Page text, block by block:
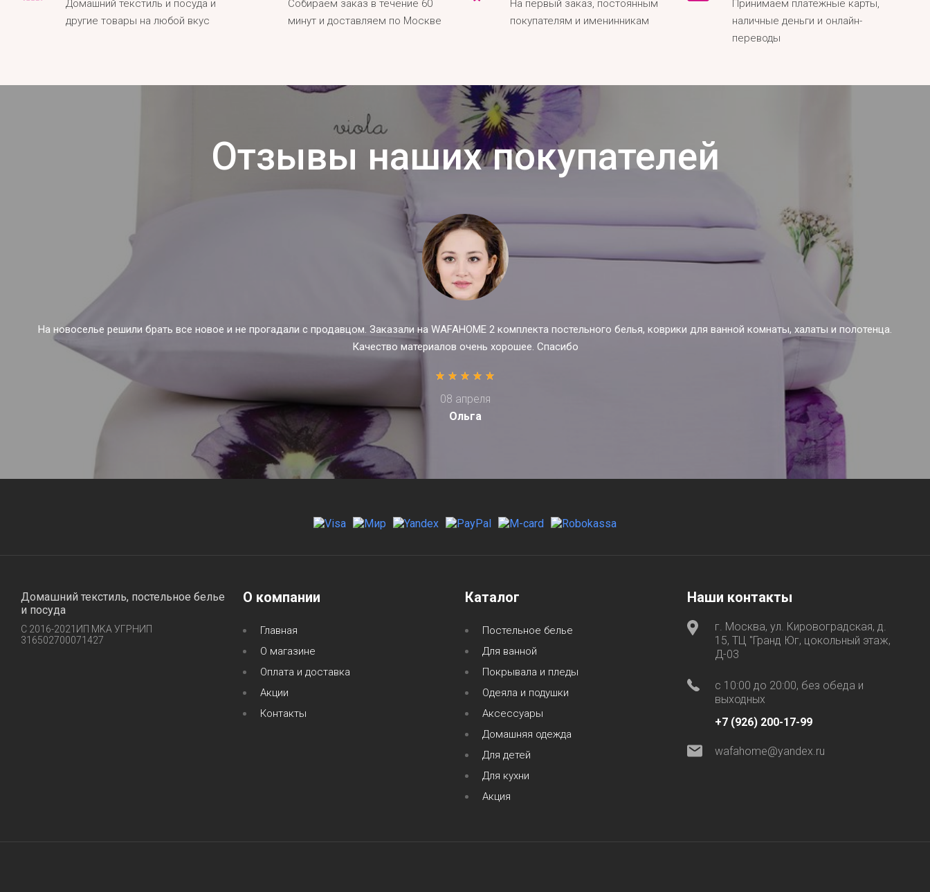
Домашний текстиль и посуда и
другие товары на любой вкус
Собираем заказ в течение 60
минут и доставляем по Москве
На первый заказ, постоянным
покупателям и именинникам
Принимаем платежные карты,
наличные деньги и онлайн-
переводы
Отзывы наших покупателей
На новоселье решили брать все новое и не прогадали с продавцом. Заказали на WAFAHOME 2 комплекта постельного белья, коврики для ванной комнаты, халаты и полотенца.
Качество материалов очень хорошее. Спасибо
08 апреля
Ольга
Домашний текстиль, постельное белье
и посуда
С 2016-2021ИП MKA УГРНИП
316502700071427
О компании
Главная
О магазине
Оплата и доставка
Акции
Контакты
Каталог
Постельное белье
Для ванной
Покрывала и пледы
Одеяла и подушки
Аксессуары
Домашняя одежда
Для детей
Для кухни
Акция
Наши контакты
г. Москва, ул. Кировоградская, д.
15, ТЦ "Гранд Юг, цокольный этаж,
Д-03
с 10:00 до 20:00, без обеда и
выходных
+7 (926) 200-17-99
wafahome@yandex.ru